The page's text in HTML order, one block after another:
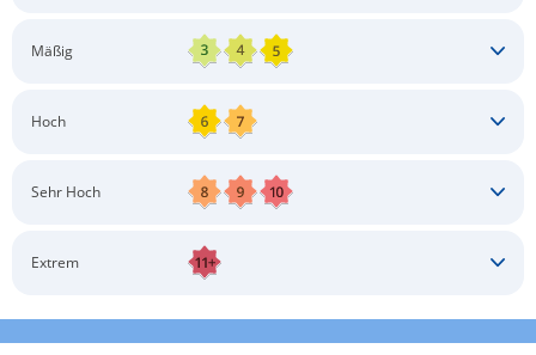
Mäßig
Langärmlige Bekleidung
Hoch
Langärmlige Bekleidung
Sonnenbrille
Sehr Hoch
Langärmlige Bekleidung
Extrem